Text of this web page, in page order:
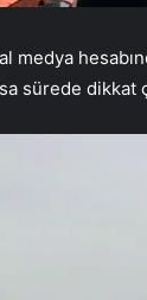
sürede dikkat